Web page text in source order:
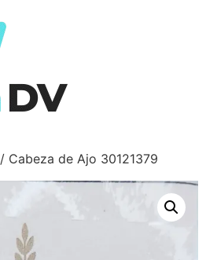
/ Cabeza de Ajo 30121379